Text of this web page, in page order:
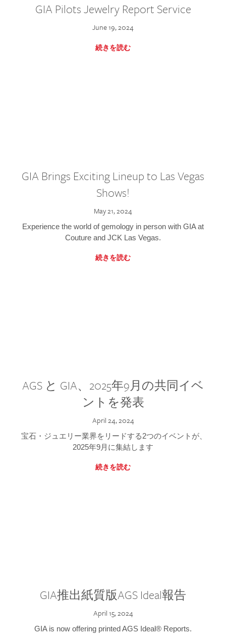
GIA Pilots Jewelry Report Service
June 19, 2024
続きを読む
GIA Brings Exciting Lineup to Las Vegas
Shows!
May 21, 2024
Experience the world of gemology in person with GIA at
Couture and JCK Las Vegas.
続きを読む
AGS と GIA、2025年9月の共同イベ
ントを発表
April 24, 2024
宝石・ジュエリー業界をリードする2つのイベントが、
2025年9月に集結します
続きを読む
GIA推出紙質版AGS Ideal報告
April 15, 2024
GIA is now offering printed AGS Ideal® Reports.